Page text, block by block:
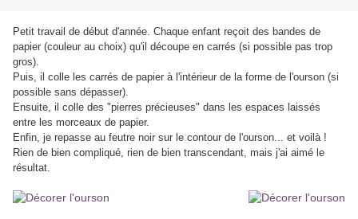
Petit travail de début d'année. Chaque enfant reçoit des bandes de
papier (couleur au choix) qu'il découpe en carrés (si possible pas trop
gros).
Puis, il colle les carrés de papier à l'intérieur de la forme de l'ourson (si
possible sans dépasser).
Ensuite, il colle des "pierres précieuses" dans les espaces laissés
entre les morceaux de papier.
Enfin, je repasse au feutre noir sur le contour de l'ourson... et voilà !
Rien de bien compliqué, rien de bien transcendant, mais j'ai aimé le
résultat.